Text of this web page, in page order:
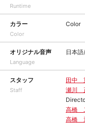
Runtime
カラー
Color
Color
オリジナル音声
Language
日本
スタッフ
Staff
田中
瀬川
高橋
高橋